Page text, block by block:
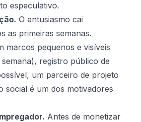
especulativo.
O entusiasmo cai
as primeiras semanas.
marcos pequenos e visíveis
registro público de
um parceiro de projeto
é um dos motivadores
Antes de monetizar